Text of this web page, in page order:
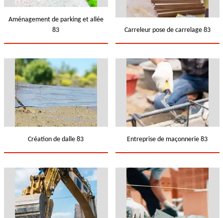
Aménagement de parking et allée
83
Carreleur pose de carrelage 83
Création de dalle 83 Entreprise de maçonnerie 83